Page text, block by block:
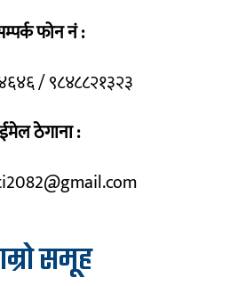
फोन नं :
/ ९८४८८२१३२३
ठेगाना :
समूह